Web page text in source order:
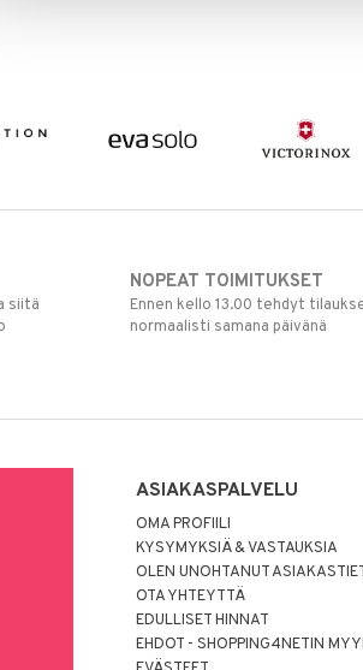
siitä
NOPEAT TOIMITUKSET
Ennen kello 13.00 tehdyt
normaalisti samana päivänä
ASIAKASPALVELU
OMA PROFIILI
KYSYMYKSIÄ & VASTAUKSIA
OLEN UNOHTANUT
OTA YHTEYTTÄ
EDULLISET HINNAT
EHDOT - SHOPPING4NETIN